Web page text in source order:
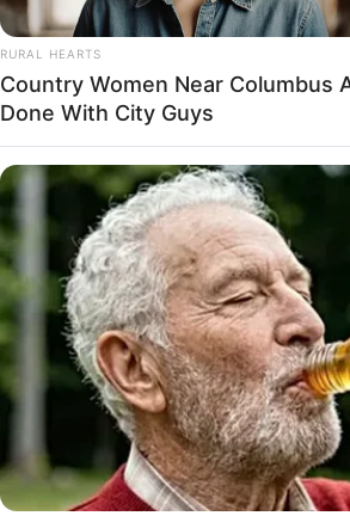
Biodata & Profil
Nama Lengkap: Rizky Nazar
Nama Panggung: Rizky Nazar
Nama Panggilan: Rizky
Tempat, Tanggal Lahir: Singaraja,
Kewarganegaraan: Indonesia
RURAL HEARTS
Country Women Near Columbus
Done With City Guys